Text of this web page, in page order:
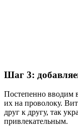
Шаг 3:
Постепенно вводим
их на проволоку.
друг к другу, так
привлекательным.